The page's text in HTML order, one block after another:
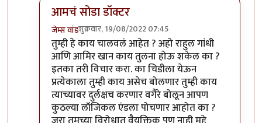
आमचं सोडा डॉक्टर
जेम्स वांडशुक्रवार, 19/08/2022 07:45
In reply toइतके असूनही जर टर्की सोबतby
तुम्ही हे काय चालवलं आहेत ? अहो राहुल गांधी
आणि आमिर खान काय तुलना होऊ शकेल का ?
इतका तरी विचार करा. का चिडीला येऊन
प्रत्येकाला तुम्ही काय असेच बोलणार तुम्ही काय
त्याच्यावर दुर्लक्षच करणार वगैरे बोलून आपण
कुठल्या लॉजिकल एंडला पोचणार आहोत का ?